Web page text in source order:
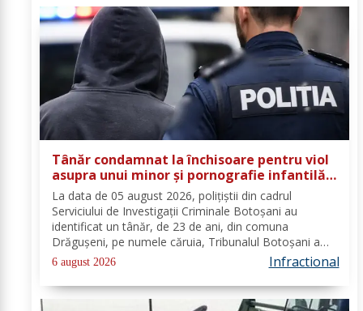
Tânăr condamnat la închisoare pentru viol
asupra unui minor și pornografie infantilă,
identificat de polițiști
La data de 05 august 2026, polițiștii din cadrul
Serviciului de Investigații Criminale Botoșani au
identificat un tânăr, de 23 de ani, din comuna
Drăgușeni, pe numele căruia, Tribunalul Botoșani a
emis un mandat de executare a pedepsei cu
închisoarea. Tânărul a fost condamnat la 4 ani și 5 luni
de...
6 august 2026 Infractional